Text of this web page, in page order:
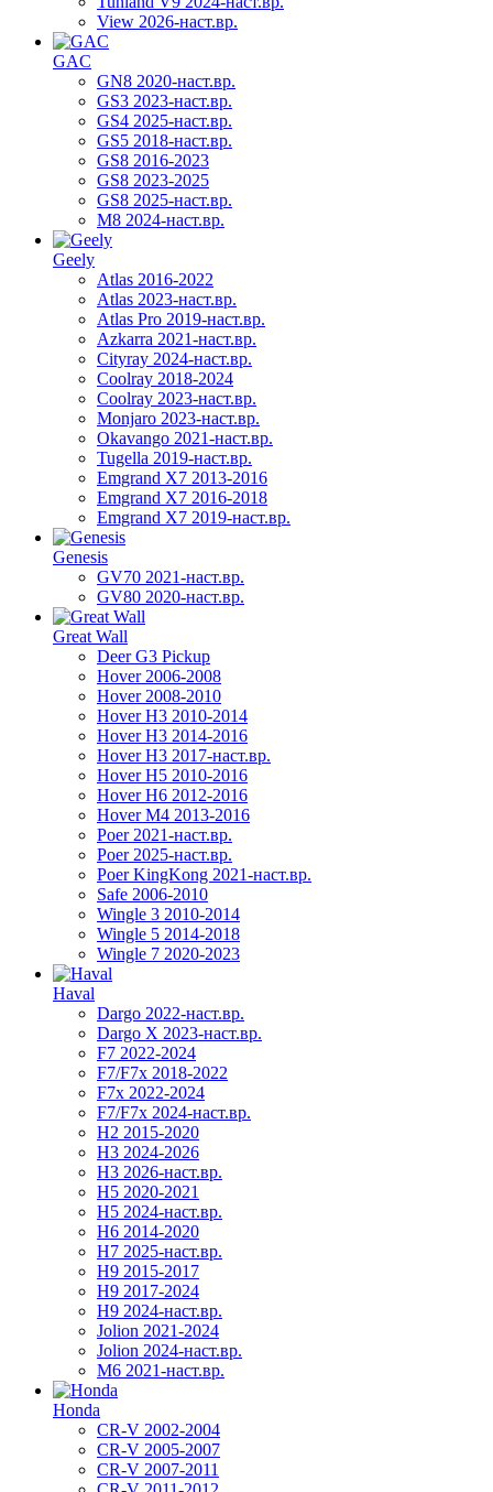
View 2026-наст.вр.
GAC
GN8 2020-наст.вр.
GS3 2023-наст.вр.
GS4 2025-наст.вр.
GS5 2018-наст.вр.
GS8 2016-2023
GS8 2023-2025
GS8 2025-наст.вр.
M8 2024-наст.вр.
Geely
Atlas 2016-2022
Atlas 2023-наст.вр.
Atlas Pro 2019-наст.вр.
Azkarra 2021-наст.вр.
Cityray 2024-наст.вр.
Coolray 2018-2024
Coolray 2023-наст.вр.
Monjaro 2023-наст.вр.
Okavango 2021-наст.вр.
Tugella 2019-наст.вр.
Emgrand Х7 2013-2016
Emgrand X7 2016-2018
Emgrand X7 2019-наст.вр.
Genesis
GV70 2021-наст.вр.
GV80 2020-наст.вр.
Great Wall
Deer G3 Pickup
Hover 2006-2008
Hover 2008-2010
Hover H3 2010-2014
Hover H3 2014-2016
Hover H3 2017-наст.вр.
Hover H5 2010-2016
Hover H6 2012-2016
Hover M4 2013-2016
Poer 2021-наст.вр.
Poer 2025-наст.вр.
Poer KingKong 2021-наст.вр.
Safe 2006-2010
Wingle 3 2010-2014
Wingle 5 2014-2018
Wingle 7 2020-2023
Haval
Dargo 2022-наст.вр.
Dargo X 2023-наст.вр.
F7 2022-2024
F7/F7x 2018-2022
F7x 2022-2024
F7/F7x 2024-наст.вр.
H2 2015-2020
H3 2024-2026
H3 2026-наст.вр.
H5 2020-2021
H5 2024-наст.вр.
H6 2014-2020
H7 2025-наст.вр.
H9 2015-2017
H9 2017-2024
H9 2024-наст.вр.
Jolion 2021-2024
Jolion 2024-наст.вр.
М6 2021-наст.вр.
Honda
CR-V 2002-2004
CR-V 2005-2007
CR-V 2007-2011